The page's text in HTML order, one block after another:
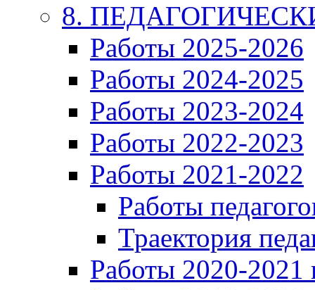
8.
Работы 2025-2026
Работы 2024-2025
Работы 2023-2024
Работы 2022-2023
Работы 2021-2022
Работы
Траектория
Работы 2020-2021